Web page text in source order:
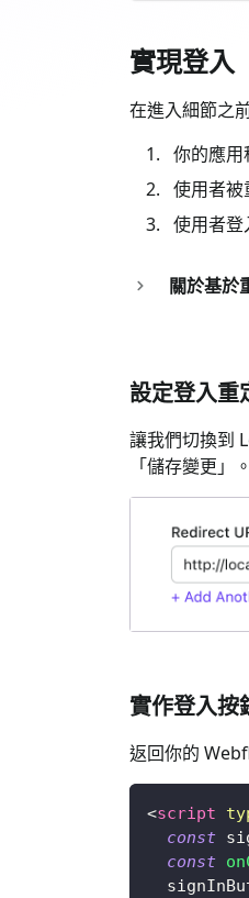
實現登入
在進入細節之
你的應用
使用者被
使用者
關於基於
設定登入重
讓我們切換到
「儲存變更」。
實作登入按
返回你的
<script
const
const